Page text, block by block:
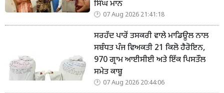
ਸਿੰਘ ਮਾਨ
07 Aug 2026 21:41:18
ਸਰਹੱਦ ਪਾਰੋਂ ਤਸਕਰੀ ਵਾਲੇ ਮਾਡਿਊਲ ਨਾਲ
ਸਬੰਧਤ ਪੰਜ ਵਿਅਕਤੀ 21 ਕਿਲੋ ਹੈਰੋਇਨ,
970 ਗ੍ਰਾਮ ਆਈਸੀਈ ਅਤੇ ਇੱਕ ਪਿਸਤੌਲ
ਸਮੇਤ ਕਾਬੂ
07 Aug 2026 20:44:06